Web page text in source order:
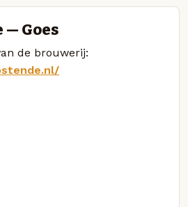
— Goes
de brouwerij: